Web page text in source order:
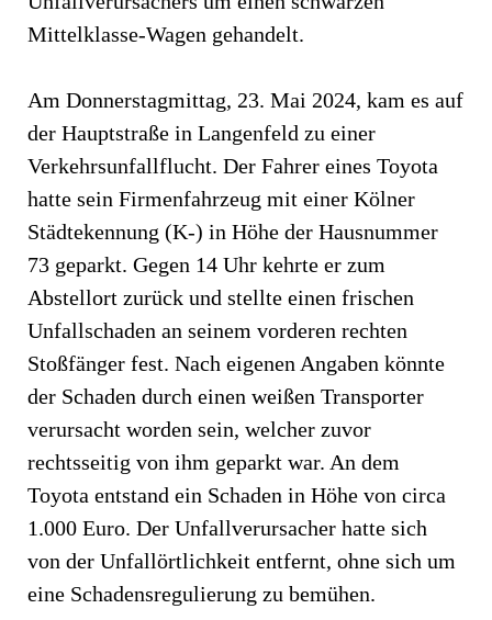
Mittelklasse-Wagen gehandelt.
Am Donnerstagmittag, 23. Mai 2024, kam es auf
der Hauptstraße in Langenfeld zu einer
Verkehrsunfallflucht. Der Fahrer eines Toyota
hatte sein Firmenfahrzeug mit einer Kölner
Städtekennung (K-) in Höhe der Hausnummer
73 geparkt. Gegen 14 Uhr kehrte er zum
Abstellort zurück und stellte einen frischen
Unfallschaden an seinem vorderen rechten
Stoßfänger fest. Nach eigenen Angaben könnte
der Schaden durch einen weißen Transporter
verursacht worden sein, welcher zuvor
rechtsseitig von ihm geparkt war. An dem
Toyota entstand ein Schaden in Höhe von circa
1.000 Euro. Der Unfallverursacher hatte sich
von der Unfallörtlichkeit entfernt, ohne sich um
eine Schadensregulierung zu bemühen.